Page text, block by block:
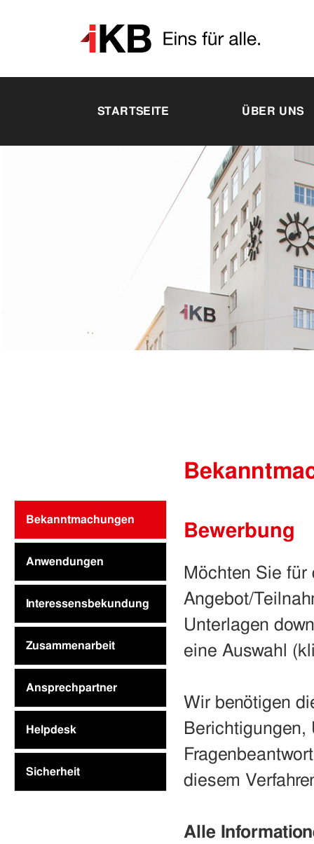
STARTSEITE ÜBER UNS
Bekanntmachungen
Anwendungen
Interessensbekundung
Zusammenarbeit
Ansprechpartner
Helpdesk
Sicherheit
Bewerbung
Möchten Sie für
Angebot/
Unterlagen
eine Auswahl
Wir benötigen
Berichtigungen,
diesem
Alle